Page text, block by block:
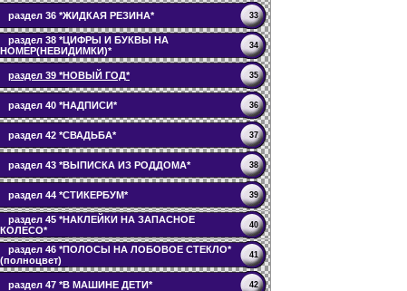
раздел 36 *ЖИДКАЯ РЕЗИНА* 33
раздел 38 *ЦИФРЫ И БУКВЫ НА
НОМЕР(НЕВИДИМКИ)*
34
раздел 39 *НОВЫЙ ГОД* 35
раздел 40 *НАДПИСИ* 36
раздел 42 *СВАДЬБА* 37
раздел 43 *ВЫПИСКА ИЗ РОДДОМА* 38
раздел 44 *СТИКЕРБУМ* 39
раздел 45 *НАКЛЕЙКИ НА ЗАПАСНОЕ
КОЛЕСО*
40
раздел 46 *ПОЛОСЫ НА ЛОБОВОЕ СТЕКЛО*
(полноцвет)
41
раздел 47 *В МАШИНЕ ДЕТИ* 42